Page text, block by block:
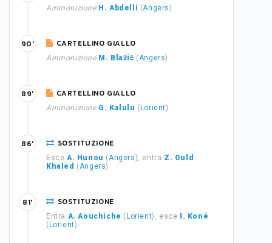
Ammonizione H. Abdelli (Angers)
CARTELLINO GIALLO
Ammonizione M. Blažič (Angers)
90'
CARTELLINO GIALLO
Ammonizione G. Kalulu ( Lorient)
89'
SOSTITUZIONE
Esce A. Hunou (Angers), entra Z. Ould
Khaled (Angers)
86'
SOSTITUZIONE
Entra A. Aouchiche ( Lorient), esce
I. Koné
( Lorient)
81'